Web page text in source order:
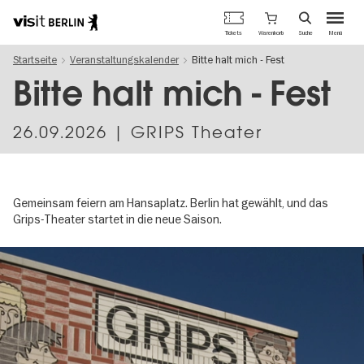
zum
Inhalt
Berlins
offizielles
Tourismusportal
Menü
Tickets Warenkorb Suche
Startseite Veranstaltungskalender Bitte halt mich - Fest
Bitte halt mich - Fest
26.09.2026 | GRIPS Theater
Gemeinsam feiern am Hansaplatz. Berlin hat gewählt, und das
Grips-Theater startet in die neue Saison.
Image
gallery